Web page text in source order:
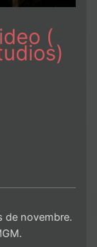
(
de novembre.